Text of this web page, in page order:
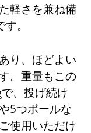
軽さを兼ね備
。
り、ほどよい
。重量もこの
、投げ続け
5つボールな
使用いただけ